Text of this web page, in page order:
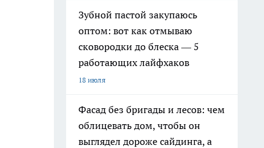
Зубной пастой закупаюсь
оптом: вот как отмываю
сковородки до блеска — 5
работающих лайфхаков
18 июля
Фасад без бригады и лесов: чем
облицевать дом, чтобы он
выглядел дороже сайдинга, а